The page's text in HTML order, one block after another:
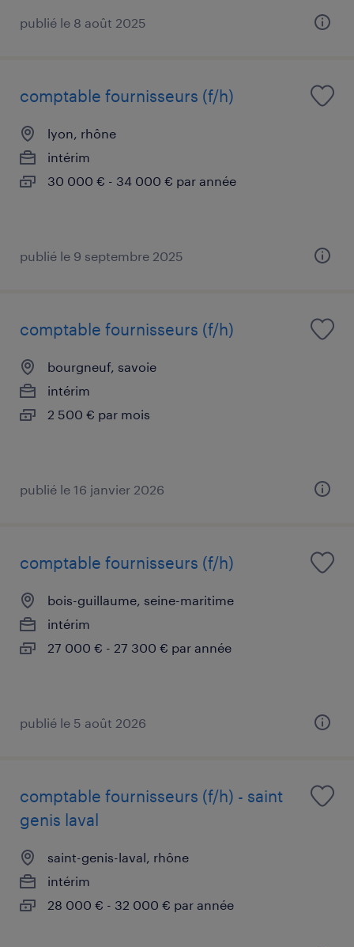
publié le 8 août 2025
comptable fournisseurs (f/h)
lyon, rhône
intérim
30 000 € - 34 000 € par année
publié le 9 septembre 2025
comptable fournisseurs (f/h)
bourgneuf, savoie
intérim
2 500 € par mois
publié le 16 janvier 2026
comptable fournisseurs (f/h)
bois-guillaume, seine-maritime
intérim
27 000 € - 27 300 € par année
publié le 5 août 2026
comptable fournisseurs (f/h) - saint
genis laval
saint-genis-laval, rhône
intérim
28 000 € - 32 000 € par année